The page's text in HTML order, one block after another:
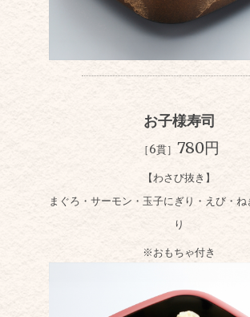
お子様寿司
［6貫］780円
【わさび抜き】
まぐろ・サーモン・玉子にぎり・えび・
り
※おもちゃ付き